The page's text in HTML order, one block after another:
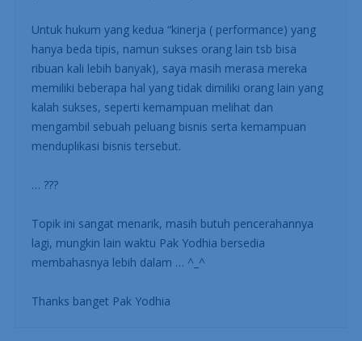
Untuk hukum yang kedua “kinerja ( performance) yang
hanya beda tipis, namun sukses orang lain tsb bisa
ribuan kali lebih banyak), saya masih merasa mereka
memiliki beberapa hal yang tidak dimiliki orang lain yang
kalah sukses, seperti kemampuan melihat dan
mengambil sebuah peluang bisnis serta kemampuan
menduplikasi bisnis tersebut.
… ???
Topik ini sangat menarik, masih butuh pencerahannya
lagi, mungkin lain waktu Pak Yodhia bersedia
membahasnya lebih dalam … ^_^
Thanks banget Pak Yodhia